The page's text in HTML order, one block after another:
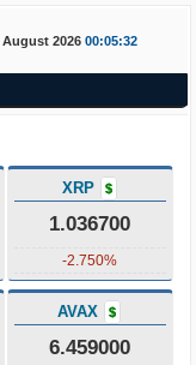
2026 00:05:32
XRP $
1.036700
-2.750%
AVAX $
6.459000